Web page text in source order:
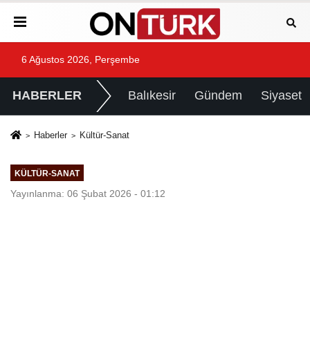
6 Ağustos 2026, Perşembe
HABERLER Balıkesir Gündem Siyaset
Haberler Kültür-Sanat
KÜLTÜR-SANAT
Yayınlanma: 06 Şubat 2026 - 01:12